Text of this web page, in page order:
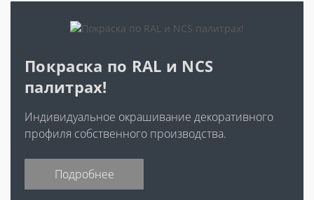
Покраска по RAL и NCS
палитрах!
Индивидуальное окрашивание декоративного
профиля собственного производства.
Подробнее